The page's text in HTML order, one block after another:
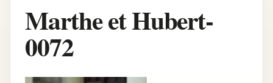
Marthe et Hubert-
0072